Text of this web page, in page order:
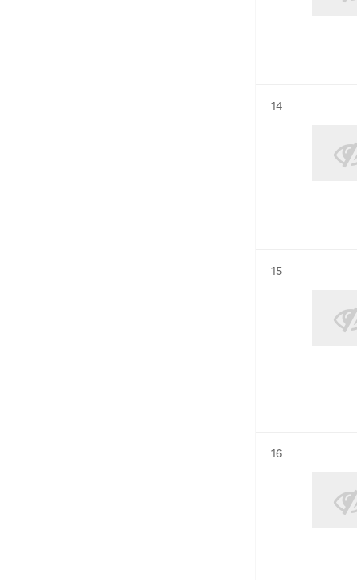
Résultat n°
14
Résultat n°
15
Résultat n°
16